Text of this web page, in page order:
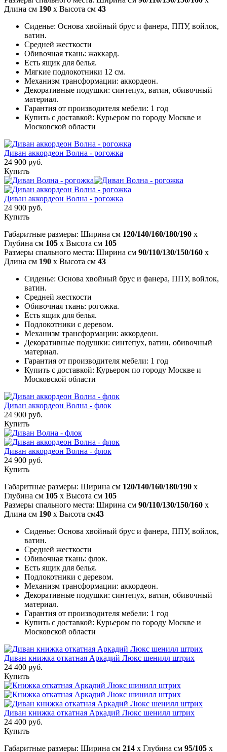
Длина см 190 x Высота см 43
Сиденье: Основа хвойный брус и фанера, ППУ, войлок,
ватин.
Средней жесткости
Обивочная ткань: жаккард.
Есть ящик для белья.
Мягкие подлокотники 12 см.
Механизм трансформации: аккордеон.
Декоративные подушки: синтепух, ватин, обивочный
материал.
Гарантия от производителя мебели: 1 год
Купить с доставкой: Курьером по городу Москве и
Московской области
Диван аккордеон Волна - рогожка
24 900 руб.
Купить
Диван аккордеон Волна - рогожка
24 900 руб.
Купить
Габаритные размеры: Ширина см 120/140/160/180/190 x
Глубина см 105 x Высота см 105
Размеры спального места: Ширина см 90/110/130/150/160 x
Длина см 190 x Высота см 43
Сиденье: Основа хвойный брус и фанера, ППУ, войлок,
ватин.
Средней жесткости
Обивочная ткань: рогожка.
Есть ящик для белья.
Подлокотники с деревом.
Механизм трансформации: аккордеон.
Декоративные подушки: синтепух, ватин, обивочный
материал.
Гарантия от производителя мебели: 1 год
Купить с доставкой: Курьером по городу Москве и
Московской области
Диван аккордеон Волна - флок
24 900 руб.
Купить
Диван аккордеон Волна - флок
24 900 руб.
Купить
Габаритные размеры: Ширина см 120/140/160/180/190 x
Глубина см 105 x Высота см 105
Размеры спального места: Ширина см 90/110/130/150/160 x
Длина см 190 x Высота см43
Сиденье: Основа хвойный брус и фанера, ППУ, войлок,
ватин.
Средней жесткости
Обивочная ткань: флок.
Есть ящик для белья.
Подлокотники с деревом.
Механизм трансформации: аккордеон.
Декоративные подушки: синтепух, ватин, обивочный
материал.
Гарантия от производителя мебели: 1 год
Купить с доставкой: Курьером по городу Москве и
Московской области
Диван книжка откатная Аркадий Люкс шенилл штрих
24 400 руб.
Купить
Диван книжка откатная Аркадий Люкс шенилл штрих
24 400 руб.
Купить
Габаритные размеры: Ширина см 214 x Глубина см 95/105 x